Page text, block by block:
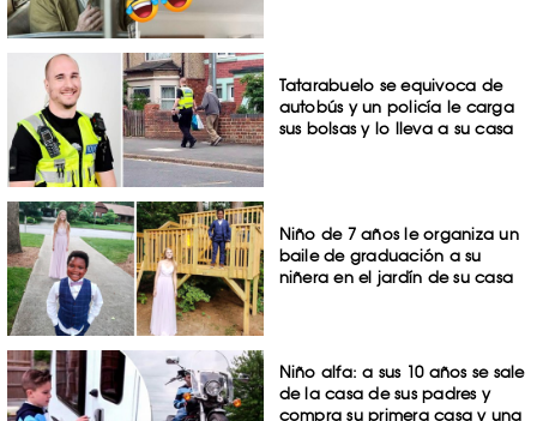
Tatarabuelo se equivoca de
autobús y un policía le carga
sus bolsas y lo lleva a su casa
Niño de 7 años le organiza un
baile de graduación a su
niñera en el jardín de su casa
Niño alfa: a sus 10 años se sale
de la casa de sus padres y
compra su primera casa y una